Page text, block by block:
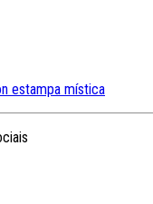
estampa mística